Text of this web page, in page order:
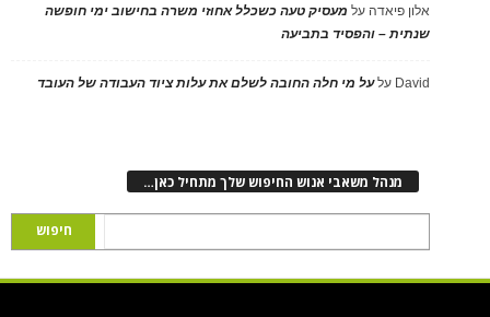
אלון פיאדה על מעסיק טעה כשכלל אחוזי משרה בחישוב ימי חופשה
שנתית – והפסיד בתביעה
David עלעל מי חלה החובה לשלם את עלות ציוד העבודה של העובד
מנהל משאבי אנוש החיפוש שלך מתחיל כאן…